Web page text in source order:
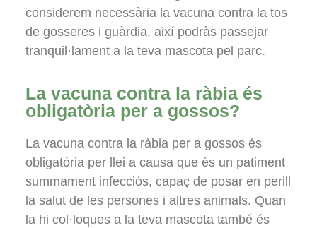
considerem necessària la vacuna contra la tos
de gosseres i guàrdia, així podràs passejar
tranquil·lament a la teva mascota pel parc.
La vacuna contra la ràbia és
obligatòria per a gossos?
La vacuna contra la ràbia per a gossos és
obligatòria per llei a causa que és un patiment
summament infecciós, capaç de posar en perill
la salut de les persones i altres animals. Quan
la hi col·loques a la teva mascota també és